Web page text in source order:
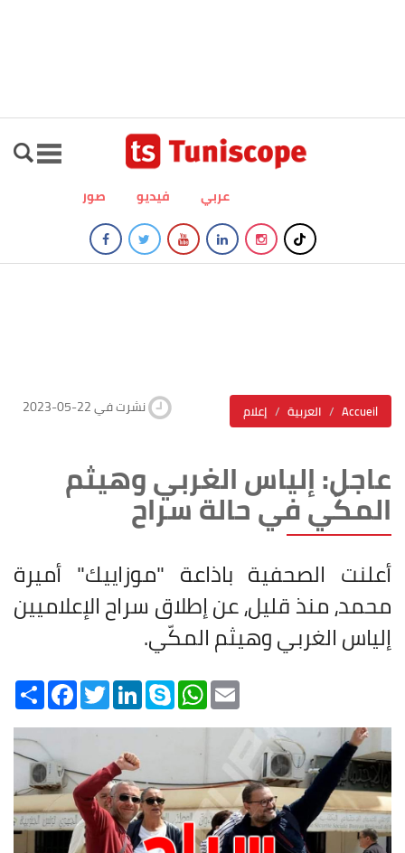
صور فيديو عربي
إعلام العربية Accueil 2023-05-22 نشرت في
عاجل: إلياس الغربي وهيثم
المكّي في حالة سراح
أعلنت الصحفية باذاعة "موزاييك" أميرة
محمد، منذ قليل، عن إطلاق سراح الإعلاميين
إلياس الغربي وهيثم المكّي.
Share
FacebookTwitterLinkedInSkype
WhatsAppEmail